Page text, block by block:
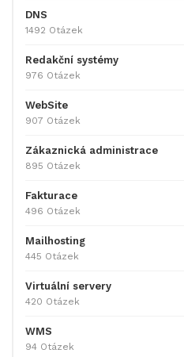
DNS
1492 Otázek
Redakční systémy
976 Otázek
WebSite
907 Otázek
Zákaznická administrace
895 Otázek
Fakturace
496 Otázek
Mailhosting
445 Otázek
Virtuální servery
420 Otázek
WMS
94 Otázek